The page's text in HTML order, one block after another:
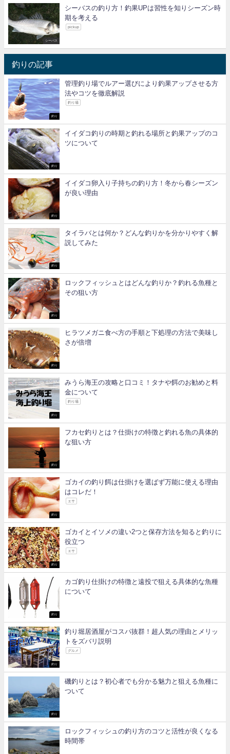
シーバス
シーバスの釣り方！釣果UPは習性を知りシーズン時
期を考える
pickup
釣りの記事
釣り
管理釣り場でルアー選びにより釣果アップさせる方
法やコツを徹底解説
釣り場
釣り
イイダコ釣りの時期と釣れる場所と釣果アップのコ
ツについて
釣り
イイダコ卵入り子持ちの釣り方！冬から春シーズン
が良い理由
釣り
タイラバとは何か？どんな釣りかを分かりやすく解
説してみた
釣り
ロックフィッシュとはどんな釣りか？釣れる魚種と
その狙い方
釣り
ヒラツメガニ食べ方の手順と下処理の方法で美味し
さが倍増
釣り
みうら海王の攻略と口コミ！タナや餌のお勧めと料
金について
釣り場
釣り
フカセ釣りとは？仕掛けの特徴と釣れる魚の具体的
な狙い方
釣り
ゴカイの釣り餌は仕掛けを選ばず万能に使える理由
はコレだ！
エサ
釣り
ゴカイとイソメの違い2つと保存方法を知ると釣りに
役立つ
エサ
釣り
カゴ釣り仕掛けの特徴と遠投で狙える具体的な魚種
について
釣り
釣り堀居酒屋がコスパ抜群！超人気の理由とメリッ
トをズバリ説明
グルメ
釣り
磯釣りとは？初心者でも分かる魅力と狙える魚種に
ついて
ロックフィッシュの釣り方のコツと活性が良くなる
時間帯